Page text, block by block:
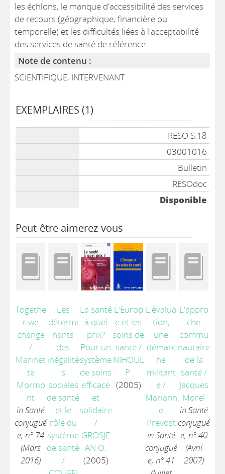
les échlons, le manque d'accessibilité des services
de recours (géographique, financière ou
temporelle) et les difficultés liées à l'acceptabilité
des services de santé de référence.
Note de contenu :
SCIENTIFIQUE, INTERVENANT
EXEMPLAIRES (1)
RESO S.18
03001016
Bulletin
RESOdoc
Disponible
Peut-être aimerez-vous
Togethe
r we
change
/
Marinet
te
Mormo
nt
in Santé
conjugué
e, n° 74
(Mars
2016)
Les
détermi
nants
des
inégalité
s
sociales
de santé
et le
rôle du
système
de santé
/
La santé
à quel
prix?
Pour un
système
de soins
efficace
et
solidaire
/
GROSJE
AN O.
(2005)
L'Europ
e et les
soins de
santé/
NIHOUL
P.
(2005)
L'évalua
tion,
une
démarc
he
militant
e/
Mariann
e
Prevost
in Santé
conjugué
e, n° 41
L'appro
che
commu
nautaire
de la
santé/
Jacques
Morel
in Santé
conjugué
e, n° 40
(Avril
2007)